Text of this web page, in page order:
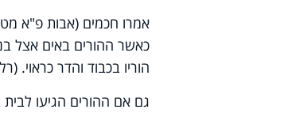
אמרו חכמים (אבות פ"א
כאשר ההורים באים אצל
הוריו בכבוד והדר כראוי.
גם אם ההורים הגיעו